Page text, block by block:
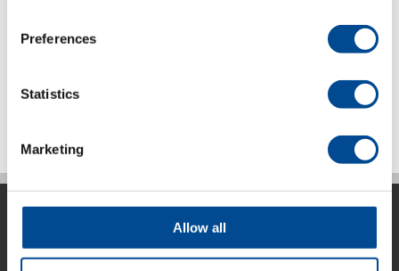
Preferences
Statistics
Marketing
Allow all